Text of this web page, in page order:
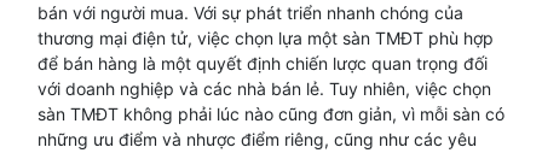
bán với người mua. Với sự phát triển nhanh chóng của
thương mại điện tử, việc chọn lựa một sàn TMĐT phù hợp
để bán hàng là một quyết định chiến lược quan trọng đối
với doanh nghiệp và các nhà bán lẻ. Tuy nhiên, việc chọn
sàn TMĐT không phải lúc nào cũng đơn giản, vì mỗi sàn có
những ưu điểm và nhược điểm riêng, cũng như các yêu